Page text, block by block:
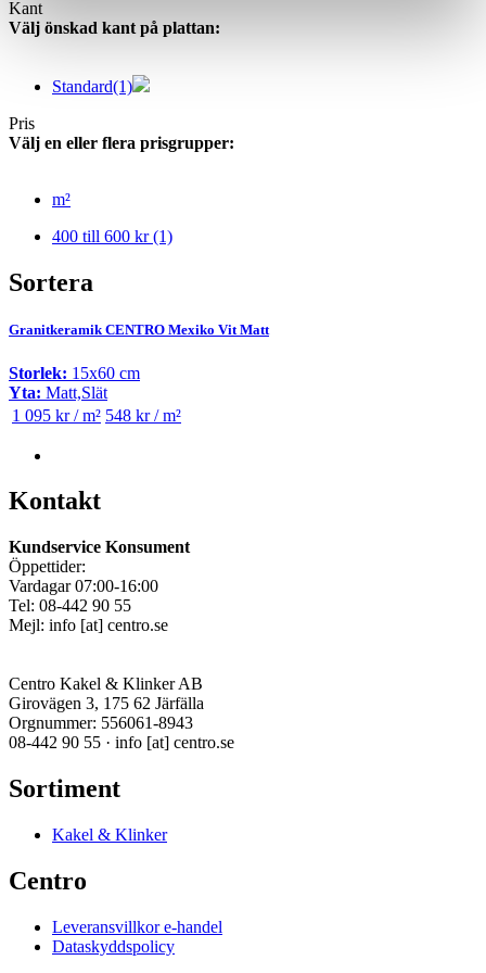
Kant
Välj önskad kant på plattan:
Standard(1)
Pris
Välj en eller flera prisgrupper:
m²
400 till 600 kr(1)
Sortera
Granitkeramik CENTRO Mexiko Vit Matt
Storlek: 15x60 cm
Yta: Matt,Slät
1 095 kr / m² 548 kr / m²
Kontakt
Kundservice Konsument
Öppettider:
Vardagar 07:00-16:00
Tel: 08-442 90 55
Mejl: info [at] centro.se
Centro Kakel & Klinker AB
Girovägen 3, 175 62 Järfälla
Orgnummer: 556061-8943
08-442 90 55 · info [at] centro.se
Sortiment
Kakel & Klinker
Centro
Leveransvillkor e-handel
Dataskyddspolicy